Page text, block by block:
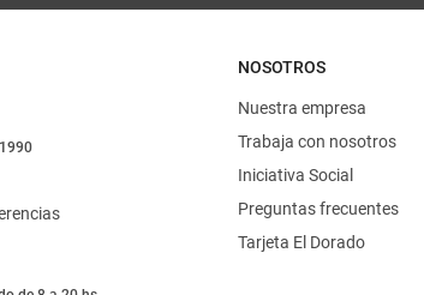
NOSOTROS
Nuestra empresa
Trabaja con nosotros
Iniciativa Social
Preguntas frecuentes
Tarjeta El Dorado